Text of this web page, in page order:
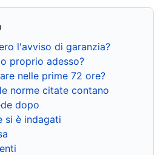
l'avviso di garanzia?
proprio adesso?
nelle prime 72 ore?
norme citate contano
dopo
si è indagati